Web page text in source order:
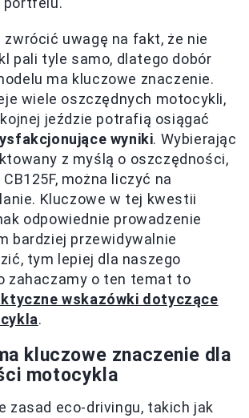
zwrócić uwagę na fakt, że nie
pali tyle samo, dlatego dobór
ma kluczowe znaczenie.
wiele oszczędnych motocykli,
jeździe potrafią osiągać
wyniki. Wybierając
z myślą o oszczędności,
można liczyć na
Kluczowe w tej kwestii
odpowiednie prowadzenie
bardziej przewidywalnie
tym lepiej dla naszego
zahaczamy o ten temat to
wskazówki dotyczące
.
kluczowe znaczenie dla
motocykla
zasad eco-drivingu, takich jak